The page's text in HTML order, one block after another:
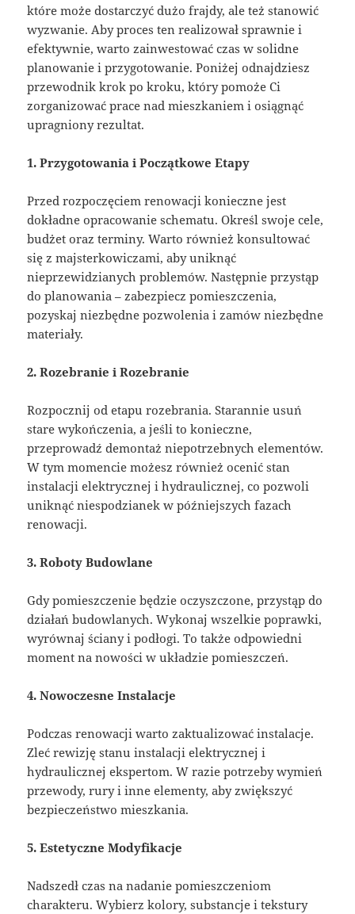
które może dostarczyć dużo frajdy, ale też stanowić
wyzwanie. Aby proces ten realizował sprawnie i
efektywnie, warto zainwestować czas w solidne
planowanie i przygotowanie. Poniżej odnajdziesz
przewodnik krok po kroku, który pomoże Ci
zorganizować prace nad mieszkaniem i osiągnąć
upragniony rezultat.
1. Przygotowania i Początkowe Etapy
Przed rozpoczęciem renowacji konieczne jest
dokładne opracowanie schematu. Określ swoje cele,
budżet oraz terminy. Warto również konsultować
się z majsterkowiczami, aby uniknąć
nieprzewidzianych problemów. Następnie przystąp
do planowania – zabezpiecz pomieszczenia,
pozyskaj niezbędne pozwolenia i zamów niezbędne
materiały.
2. Rozebranie i Rozebranie
Rozpocznij od etapu rozebrania. Starannie usuń
stare wykończenia, a jeśli to konieczne,
przeprowadź demontaż niepotrzebnych elementów.
W tym momencie możesz również ocenić stan
instalacji elektrycznej i hydraulicznej, co pozwoli
uniknąć niespodzianek w późniejszych fazach
renowacji.
3. Roboty Budowlane
Gdy pomieszczenie będzie oczyszczone, przystąp do
działań budowlanych. Wykonaj wszelkie poprawki,
wyrównaj ściany i podłogi. To także odpowiedni
moment na nowości w układzie pomieszczeń.
4. Nowoczesne Instalacje
Podczas renowacji warto zaktualizować instalacje.
Zleć rewizję stanu instalacji elektrycznej i
hydraulicznej ekspertom. W razie potrzeby wymień
przewody, rury i inne elementy, aby zwiększyć
bezpieczeństwo mieszkania.
5. Estetyczne Modyfikacje
Nadszedł czas na nadanie pomieszczeniom
charakteru. Wybierz kolory, substancje i tekstury